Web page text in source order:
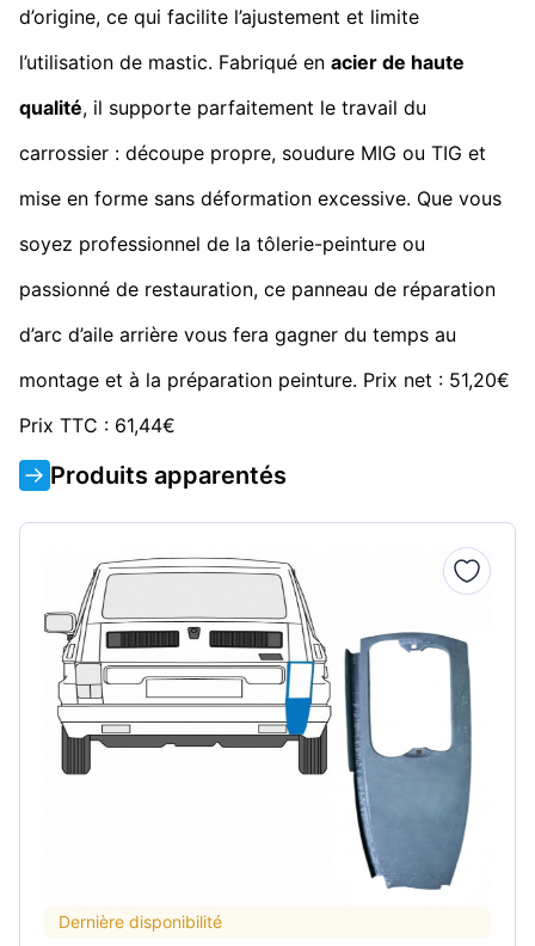
d’origine, ce qui facilite l’ajustement et limite
l’utilisation de mastic. Fabriqué en acier de haute
qualité, il supporte parfaitement le travail du
carrossier : découpe propre, soudure MIG ou TIG et
mise en forme sans déformation excessive. Que vous
soyez professionnel de la tôlerie-peinture ou
passionné de restauration, ce panneau de réparation
d’arc d’aile arrière vous fera gagner du temps au
montage et à la préparation peinture. Prix net : 51,20€
Prix TTC : 61,44€
Produits apparentés
Dernière disponibilité